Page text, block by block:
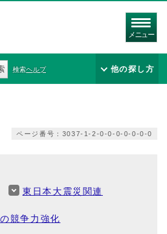
メニュー
検索ヘルプ 他の探し方
ページ番号：3037-1-2-0-0-0-0-0-0-0
東日本大震災関連
競争力強化